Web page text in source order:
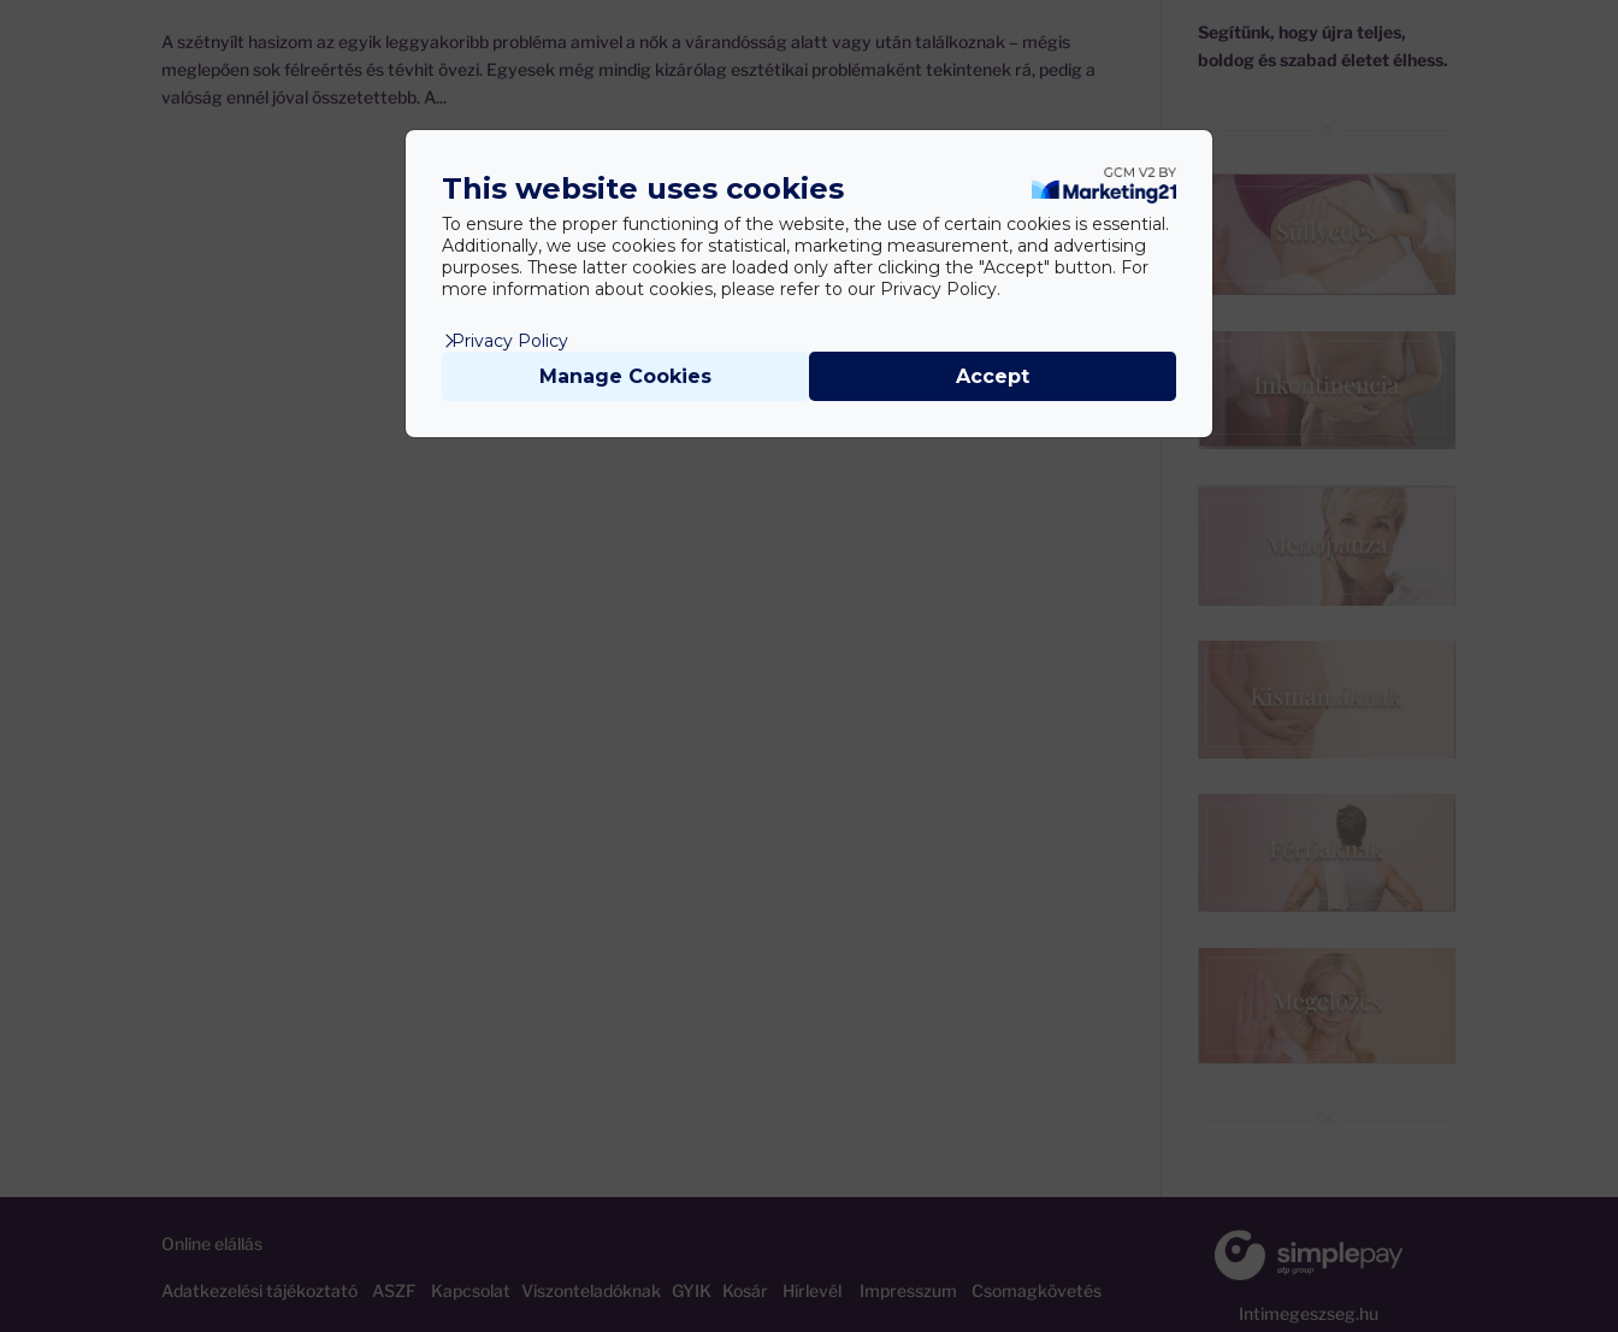
A szétnyílt hasizom az egyik leggyakoribb probléma amivel a nők a várandósság alatt vagy után találkoznak – mégis
meglepően sok félreértés és tévhit övezi. Egyesek még mindig kizárólag esztétikai problémaként tekintenek rá, pedig a
valóság ennél jóval összetettebb. A...
Segítünk, hogy újra teljes,
boldog és szabad életet élhess.
Online elállás
Adatkezelési tájékoztató ASZF Kapcsolat Viszonteladóknak GYIK Kosár Hírlevél Impresszum
Csomagkövetés
Intimegeszseg.hu
This website uses cookies
To ensure the proper functioning of the website, the use of certain cookies is essential.
Additionally, we use cookies for statistical, marketing measurement, and advertising
purposes. These latter cookies are loaded only after clicking the "Accept" button. For
more information about cookies, please refer to our Privacy Policy.
Privacy Policy
Manage Cookies Accept